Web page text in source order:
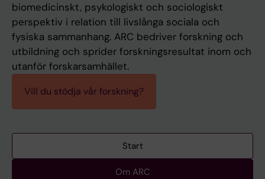
biomedicinskt, psykologiskt och sociologiskt
perspektiv i relation till livslånga sociala och
fysiska sammanhang. ARC bedriver forskning och
utbildning och sprider forskningsresultat inom och
utanför forskarsamhället.
Vill du stödja vår forskning?
Start
Om ARC